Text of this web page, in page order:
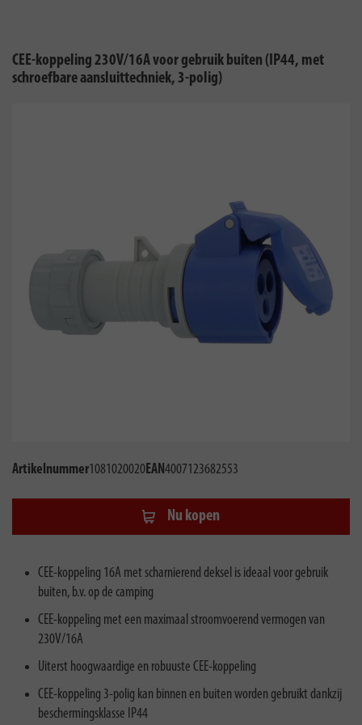
CEE-koppeling 230V/16A voor gebruik buiten (IP44, met
schroefbare aansluittechniek, 3-polig)
Artikelnummer1081020020EAN4007123682553
Nu kopen
CEE-koppeling 16A met scharnierend deksel is ideaal voor gebruik
buiten, b.v. op de camping
CEE-koppeling met een maximaal stroomvoerend vermogen van
230V/16A
Uiterst hoogwaardige en robuuste CEE-koppeling
CEE-koppeling 3-polig kan binnen en buiten worden gebruikt dankzij
beschermingsklasse IP44